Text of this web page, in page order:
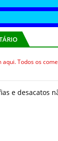
aqui. Todos os
e desacatos